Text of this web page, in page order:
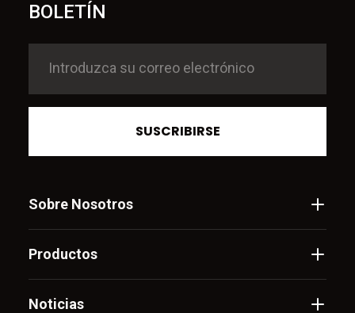
BOLETÍN
SUSCRIBIRSE
Sobre Nosotros
Productos
Noticias